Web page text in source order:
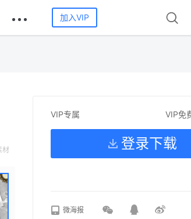
加入VIP
材
VIP专属 VIP免
登录下载
微海报